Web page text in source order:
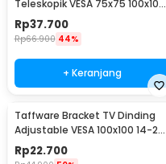
Teleskopik VESA 75x75 100x100
10-32 Inch - HY-210
Rp37.700
Rp66.900 44%
+ Keranjang
Taffware Bracket TV Dinding
Adjustable VESA 100x100 14-24
Inch - TV-W24
Rp22.700